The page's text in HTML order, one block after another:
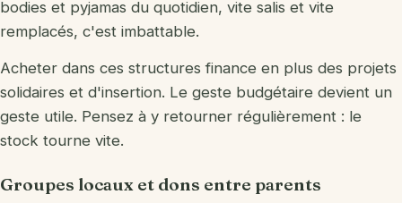
bodies et pyjamas du quotidien, vite salis et vite
remplacés, c'est imbattable.
Acheter dans ces structures finance en plus des projets
solidaires et d'insertion. Le geste budgétaire devient un
geste utile. Pensez à y retourner régulièrement : le
stock tourne vite.
Groupes locaux et dons entre parents